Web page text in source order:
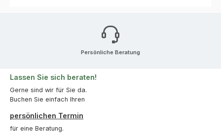
Persönliche Beratung
Lassen Sie sich beraten!
Gerne sind wir für Sie da.
Buchen Sie einfach Ihren
persönlichen Termin
für eine Beratung.